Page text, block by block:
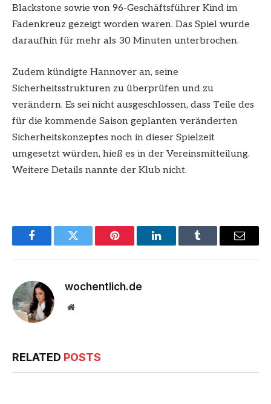
Blackstone sowie von 96-Geschäftsführer Kind im
Fadenkreuz gezeigt worden waren. Das Spiel wurde
daraufhin für mehr als 30 Minuten unterbrochen.
Zudem kündigte Hannover an, seine
Sicherheitsstrukturen zu überprüfen und zu
verändern. Es sei nicht ausgeschlossen, dass Teile des
für die kommende Saison geplanten veränderten
Sicherheitskonzeptes noch in dieser Spielzeit
umgesetzt würden, hieß es in der Vereinsmitteilung.
Weitere Details nannte der Klub nicht.
FacebookTwitter Pinterest LinkedInTumblr Email
wochentlich.de
Website
RELATED POSTS